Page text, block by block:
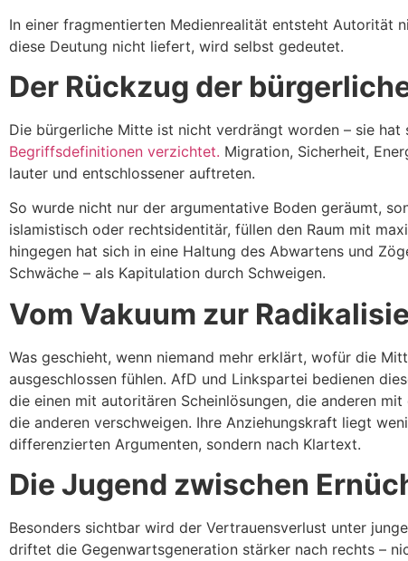
In einer fragmentierten Medienrealität entsteht Autorität
diese Deutung nicht liefert, wird selbst gedeutet.
Der Rückzug der
Die bürgerliche Mitte ist nicht verdrängt worden – sie hat
Begriffsdefinitionen verzichtet. Migration, Sicherheit,
lauter und entschlossener auftreten.
So wurde nicht nur der argumentative Boden geräumt,
islamistisch oder rechtsidentitär, füllen den Raum mit
hingegen hat sich in eine Haltung des Abwartens und
Schwäche – als Kapitulation durch Schweigen.
Vom Vakuum zur
Was geschieht, wenn niemand mehr erklärt, wofür die
ausgeschlossen fühlen. AfD und Linkspartei bedienen
die einen mit autoritären Scheinlösungen, die anderen
die anderen verschweigen. Ihre Anziehungskraft liegt
differenzierten Argumenten, sondern nach Klartext.
Die Jugend zwischen
Besonders sichtbar wird der Vertrauensverlust unter
driftet die Gegenwartsgeneration stärker nach rechts –